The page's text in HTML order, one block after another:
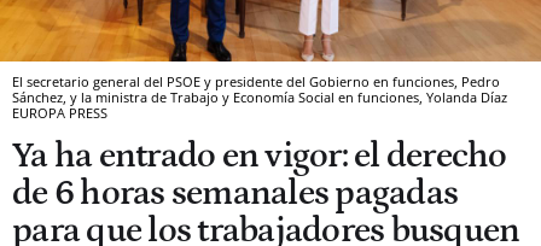
El secretario general del PSOE y presidente del Gobierno en funciones, Pedro
Sánchez, y la ministra de Trabajo y Economía Social en funciones, Yolanda Díaz
EUROPA PRESS
Ya ha entrado en vigor: el derecho
de 6 horas semanales pagadas
para que los trabajadores busquen